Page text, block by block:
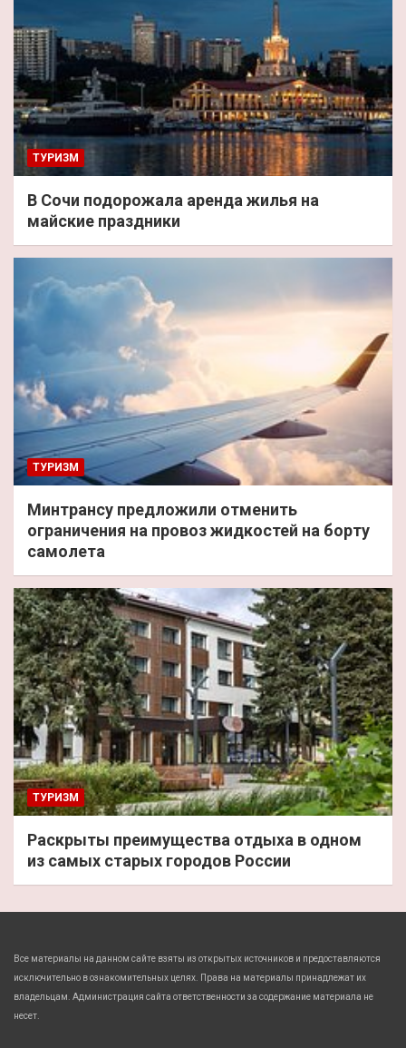
ТУРИЗМ
В Сочи подорожала аренда жилья на
майские праздники
ТУРИЗМ
Минтрансу предложили отменить
ограничения на провоз жидкостей на борту
самолета
ТУРИЗМ
Раскрыты преимущества отдыха в одном
из самых старых городов России
Все материалы на данном сайте взяты из открытых источников и предоставляются
исключительно в ознакомительных целях. Права на материалы принадлежат их
владельцам. Администрация сайта ответственности за содержание материала не
несет.